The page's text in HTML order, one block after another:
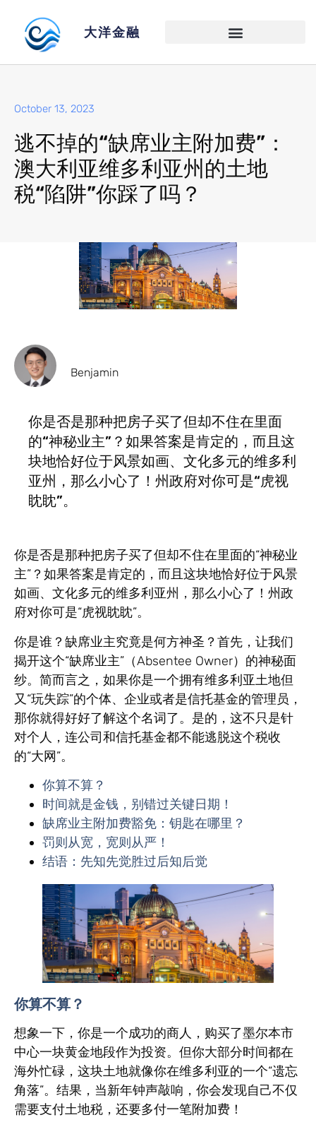
大洋金融
October 13, 2023
逃不掉的“缺席业主附加费”：
澳大利亚维多利亚州的土地
税“陷阱”你踩了吗？
Benjamin
你是否是那种把房子买了但却不住在里面
的“神秘业主”？如果答案是肯定的，而且这
块地恰好位于风景如画、文化多元的维多利
亚州，那么小心了！州政府对你可是“虎视
眈眈”。
你是否是那种把房子买了但却不住在里面的“神秘业
主”？如果答案是肯定的，而且这块地恰好位于风景
如画、文化多元的维多利亚州，那么小心了！州政
府对你可是“虎视眈眈”。
你是谁？缺席业主究竟是何方神圣？首先，让我们
揭开这个“缺席业主”（Absentee Owner）的神秘面
纱。简而言之，如果你是一个拥有维多利亚土地但
又“玩失踪”的个体、企业或者是信托基金的管理员，
那你就得好好了解这个名词了。是的，这不只是针
对个人，连公司和信托基金都不能逃脱这个税收
的“大网”。
你算不算？
时间就是金钱，别错过关键日期！
缺席业主附加费豁免：钥匙在哪里？
罚则从宽，宽则从严！
结语：先知先觉胜过后知后觉
你算不算？
想象一下，你是一个成功的商人，购买了墨尔本市
中心一块黄金地段作为投资。但你大部分时间都在
海外忙碌，这块土地就像你在维多利亚的一个“遗忘
角落”。结果，当新年钟声敲响，你会发现自己不仅
需要支付土地税，还要多付一笔附加费！